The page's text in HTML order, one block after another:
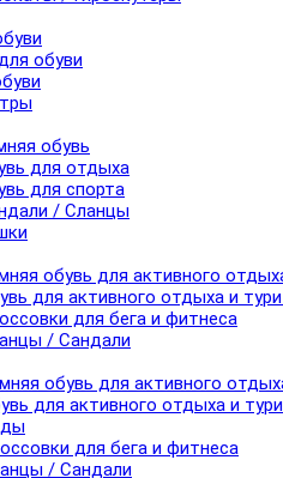
обуви
обувь
для отдыха
для спорта
/ Сланцы
обувь для активного
для активного отдыха и
для бега и фитнеса
/ Сандали
обувь для активного
для активного отдыха и
для бега и фитнеса
/ Сандали